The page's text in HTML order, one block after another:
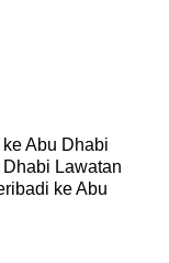
Abu Dhabi
Lawatan
ke Abu